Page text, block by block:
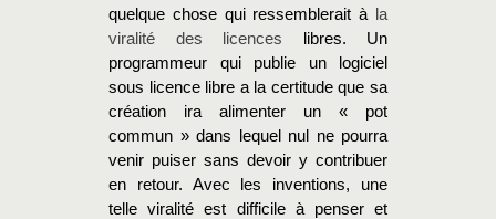
quelque chose qui ressemblerait à la
viralité des licences
libres. Un
programmeur qui publie un logiciel
sous licence libre a la certitude que sa
création ira alimenter un « pot
commun » dans lequel nul ne pourra
venir puiser sans devoir y contribuer
en retour. Avec les inventions, une
telle viralité est difficile à penser et